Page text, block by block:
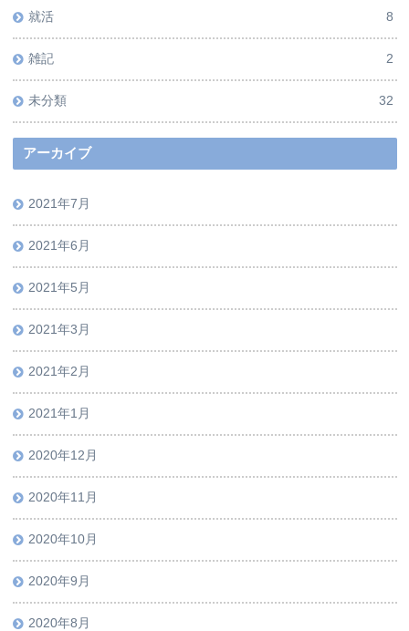
就活 8
雑記 2
未分類 32
アーカイブ
2021年7月
2021年6月
2021年5月
2021年3月
2021年2月
2021年1月
2020年12月
2020年11月
2020年10月
2020年9月
2020年8月